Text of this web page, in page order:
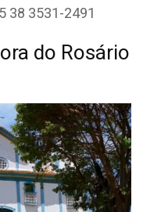
38 3531-2491
do Rosário